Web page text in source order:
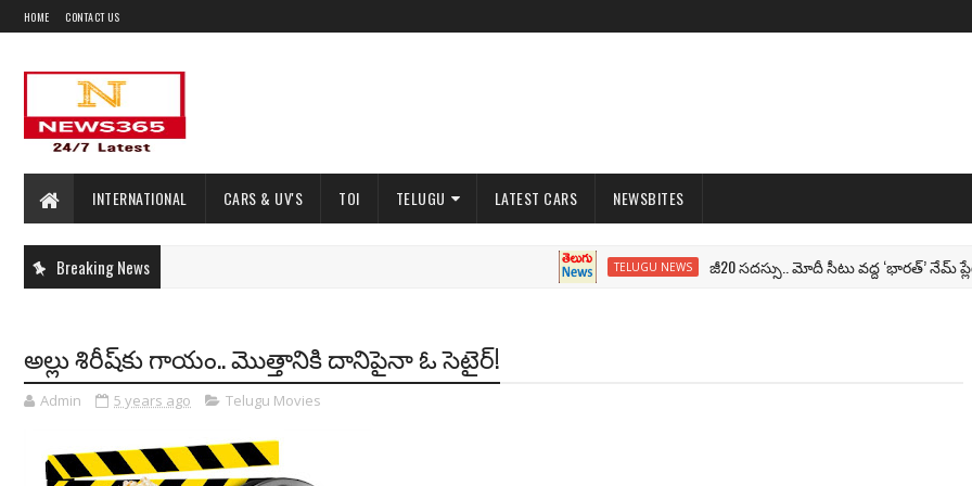
HOME CONTACT US
INTERNATIONAL CARS & UV'S TOI TELUGU LATEST CARS NEWSBITES
Breaking News TELUGU NEWS జీ20 సదస్సు.. మోదీ సీటు వద్ద ‘భారత్’ నేమ్ ప్లేట్‌..
అల్లు శిరీష్‌కు గాయం.. మొత్తానికి దానిపైనా ఓ సెటైర్!
Admin 5 years ago Telugu Movies